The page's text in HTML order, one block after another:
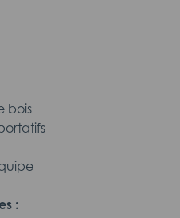
bois
: